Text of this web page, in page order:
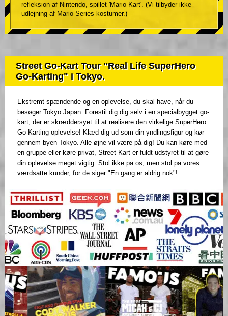
refleksion af Nintendo, spillet 'Mario Kart'. (Vi tilbyder ikke
udlejning af Mario Series kostumer.)
Street Go-Kart Tour "Real Life SuperHero
Go-Karting" i Tokyo.
Ekstremt spændende og en oplevelse, du skal have, når du
besøger Tokyo Japan. Forestil dig dig selv i en specialbygget go-
kart, der er skræddersyet til at realisere den virkelige SuperHero
Go-Karting oplevelse! Klæd dig ud som din yndlingsfigur og kør
gennem byen Tokyo. Alle øjne vil være på dig! Du kan køre med
en gruppe eller køre privat, Street Kart er fuldt udstyret til at gøre
din oplevelse meget vigtig. Stol ikke på os, men stol på vores
værdsatte kunder, for de siger "En gang er aldrig nok"!